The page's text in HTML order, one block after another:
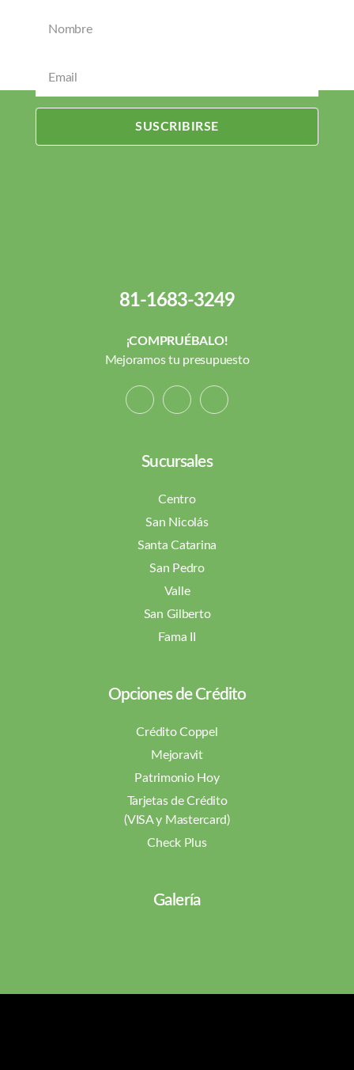
SUSCRIBIRSE
81-1683-3249
¡COMPRUÉBALO!
Mejoramos tu presupuesto
Sucursales
Centro
San Nicolás
Santa Catarina
San Pedro
Valle
San Gilberto
Fama II
Opciones de Crédito
Crédito Coppel
Mejoravit
Patrimonio Hoy
Tarjetas de Crédito
(VISA y Mastercard)
Check Plus
Galería